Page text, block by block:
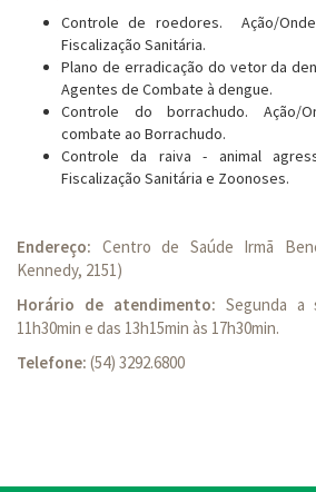
Controle de roedores. Ação/
Fiscalização Sanitária.
Plano de erradicação do vetor da
Agentes de Combate à dengue.
Controle do borrachudo. Ação/
combate ao Borrachudo.
Controle da raiva - animal
Fiscalização Sanitária e Zoonoses.
Endereço: Centro de Saúde Irmã
Kennedy, 2151)
Horário de atendimento: Segunda a
11h30min e das 13h15min às 17h30min.
Telefone: (54) 3292.6800